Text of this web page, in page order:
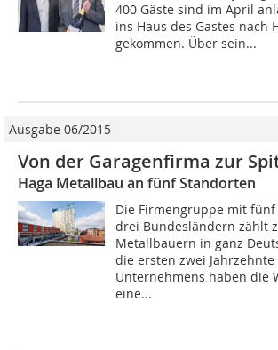
400 Gäste sind im April
ins Haus des Gastes nach
gekommen. Über sein...
Ausgabe 06/2015
Von der Garagenfirma zur
Haga Metallbau an fünf Standorten
Die Firmengruppe mit
drei Bundesländern zählt
Metallbauern in ganz
die ersten zwei Jahrzehnte
Unternehmens haben die
eine...